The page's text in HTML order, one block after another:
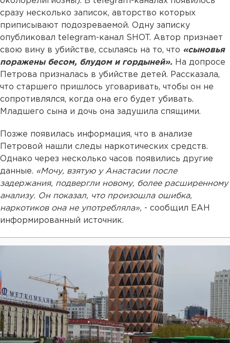
сразу несколько записок, авторство которых
приписывают подозреваемой. Одну записку
опубликовал telegram-канал SHOT. Автор признает
свою вину в убийстве, ссылаясь на то, что «сыновья
поражены бесом, блудом и гордыней». На допросе
Петрова призналась в убийстве детей. Рассказала,
что старшего пришлось уговаривать, чтобы он не
сопротивлялся, когда она его будет убивать.
Младшего сына и дочь она задушила спящими.
Позже появилась информация, что в анализе
Петровой нашли следы наркотических средств.
Однако через несколько часов появились другие
данные. «Мочу, взятую у Анастасии после
задержания, подвергли новому, более расширенному
анализу. Он показал, что произошла ошибка,
наркотиков она не употребляла», - сообщил ЕАН
информированный источник.